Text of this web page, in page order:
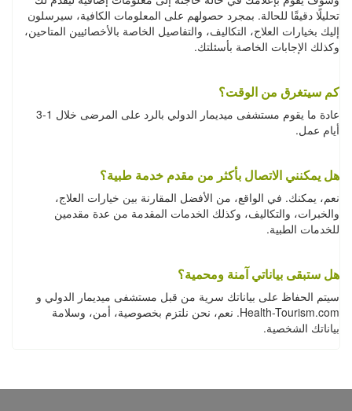
تحليلًا دقيقًا للحالة. بمجرد حصولهم على المعلومات الكافية، سيرسلون
إليك بخيارات العلاج، التكاليف، والتفاصيل الخاصة بالأخصائيين المتاحين،
وكذلك الإجابات الخاصة بأسئلتك.
كم سيتغرق من الوقت؟
عادة ما يقوم مستشفى ميديمار الدولي بالرد على المرضى خلال 1-3
أيام عمل.
هل يمكنني الاتصال بأكثر من مقدم خدمة طبية؟
نعم، يمكنك. في الواقع، من الأفضل المقارنة بين خيارات العلاج،
والخبرات، والتكاليف، وكذلك الخدمات المقدمة من عدة مقدمين
للخدمات الطبية.
هل ستبقى بياناتي آمنة ومحمية؟
سيتم الحفاظ على بياناتك سرية من قبل مستشفى ميديمار الدولي و
Health-Tourism.com. نعم، نحن نلتزم بخصوصية، أمن، وسلامة
بياناتك الشخصية.